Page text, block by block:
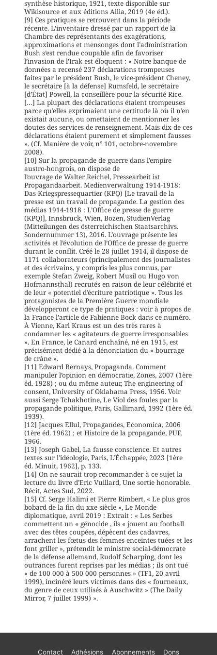
synthèse historique, 1921, texte disponible sur
Wikisource et aux éditions Allia, 2019 (4e éd.).
[9] Ces pratiques se retrouvent dans la période
récente. L’inventaire dressé par un rapport de la
Chambre des représentants des exagérations,
approximations et mensonges dont l’administration
Bush s’est rendue coupable afin de favoriser
l’invasion de l’Irak est éloquent : « Notre banque de
données a recensé 237 déclarations trompeuses
faites par le président Bush, le vice-président Cheney,
le secrétaire [à la défense] Rumsfeld, le secrétaire
[d’État] Powell, la conseillère pour la sécurité Rice.
[…] La plupart des déclarations étaient trompeuses
parce qu’elles exprimaient une certitude là où il n’en
existait aucune, ou omettaient de mentionner les
doutes des services de renseignement. Mais dix de ces
déclarations étaient purement et simplement fausses
». (Cf. Manière de voir, n° 101, octobre-novembre
2008).
[10] Sur la propagande de guerre dans l’empire
austro-hongrois, on dispose de
l’ouvrage de Walter Reichel, Pressearbeit ist
Propagandaarbeit. Medienverwaltung 1914-1918:
Das Kriegspressequartier (KPQ) [Le travail de la
presse est un travail de propagande. La gestion des
médias 1914-1918 : L’Office de presse de guerre
(KPQ)], Innsbruck, Wien, Bozen, StudienVerlag
(Mitteilungen des österreichischen Staatsarchivs.
Sondernummer 13), 2016. L’ouvrage présente les
activités et l’évolution de l’Office de presse de guerre
durant le conflit. Créé le 28 juillet 1914, il dispose de
1171 collaborateurs (principalement des journalistes
et des écrivains, y compris les plus connus, par
exemple Stefan Zweig, Robert Musil ou Hugo von
Hofmannsthal) recrutés en raison de leur célébrité et
de leur « potentiel d’écriture patriotique ». Tous les
protagonistes de la Première Guerre mondiale
développeront ce type de pratiques : voir à propos de
la France l’article de Fabienne Bock dans ce numéro.
À Vienne, Karl Kraus est un des très rares à
condamner les « agitateurs de guerre irresponsables
». En France, le Canard enchaîné, né en 1915, est
précisément dédié à la dénonciation du « bourrage
de crâne ».
[11] Edward Bernays, Propaganda. Comment
manipuler l’opinion en démocratie, Zones, 2007 (1ère
éd. 1928) ; ou du même auteur, The engineering of
consent, University of Oklahama Press, 1956. Voir
aussi Serge Tchakhotine, Le Viol des foules par la
propagande politique, Paris, Gallimard, 1992 (1ère éd.
1939).
[12] Jacques Ellul, Propagandes, Economica, 2006
(1ère éd. 1962) ; et Histoire de la propagande, PUF,
1966.
[13] Joseph Gabel, La fausse conscience. Et autres
textes sur l’idéologie, Paris, L’Échappée, 2023 [1ère
éd. Minuit, 1962], p. 133.
[14] On ne saurait trop recommander à ce sujet la
lecture du livre d’Eric Vuillard, Une sortie honorable.
Récit, Actes Sud, 2022.
[15] Cf. Serge Halimi et Pierre Rimbert, « Le plus gros
bobard de la fin du xxe siècle », Le Monde
diplomatique, avril 2019 : Extrait : « Les Serbes
commettent un « génocide , ils « jouent au football
avec des têtes coupées, dépècent des cadavres,
arrachent les fœtus des femmes enceintes tuées et les
font griller », prétendit le ministre social-démocrate
de la défense allemand, Rudolf Scharping, dont les
outrances furent reprises par les médias ; ils ont tué
« de 100 000 à 500 000 personnes » (TF1, 20 avril
1999), incinéré leurs victimes dans des « fourneaux,
du genre de ceux utilisés à Auschwitz » (The Daily
Mirror, 7 juillet 1999) ».
Contact Adhésions Abonnements Dons